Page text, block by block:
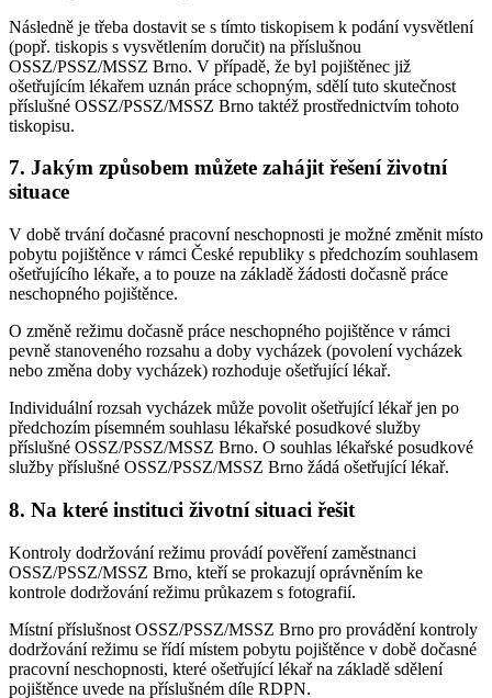
Následně je třeba dostavit se s tímto tiskopisem k podání vysvětlení
(popř. tiskopis s vysvětlením doručit) na příslušnou
OSSZ/PSSZ/MSSZ Brno. V případě, že byl pojištěnec již
ošetřujícím lékařem uznán práce schopným, sdělí tuto skutečnost
příslušné OSSZ/PSSZ/MSSZ Brno taktéž prostřednictvím tohoto
tiskopisu.
7. Jakým způsobem můžete zahájit řešení životní
situace
V době trvání dočasné pracovní neschopnosti je možné změnit místo
pobytu pojištěnce v rámci České republiky s předchozím souhlasem
ošetřujícího lékaře, a to pouze na základě žádosti dočasně práce
neschopného pojištěnce.
O změně režimu dočasně práce neschopného pojištěnce v rámci
pevně stanoveného rozsahu a doby vycházek (povolení vycházek
nebo změna doby vycházek) rozhoduje ošetřující lékař.
Individuální rozsah vycházek může povolit ošetřující lékař jen po
předchozím písemném souhlasu lékařské posudkové služby
příslušné OSSZ/PSSZ/MSSZ Brno. O souhlas lékařské posudkové
služby příslušné OSSZ/PSSZ/MSSZ Brno žádá ošetřující lékař.
8. Na které instituci životní situaci řešit
Kontroly dodržování režimu provádí pověření zaměstnanci
OSSZ/PSSZ/MSSZ Brno, kteří se prokazují oprávněním ke
kontrole dodržování režimu průkazem s fotografií.
Místní příslušnost OSSZ/PSSZ/MSSZ Brno pro provádění kontroly
dodržování režimu se řídí místem pobytu pojištěnce v době dočasné
pracovní neschopnosti, které ošetřující lékař na základě sdělení
pojištěnce uvede na příslušném díle RDPN.